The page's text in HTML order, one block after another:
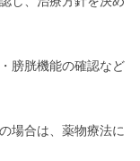
膀胱機能の確認など
場合は、薬物療法に